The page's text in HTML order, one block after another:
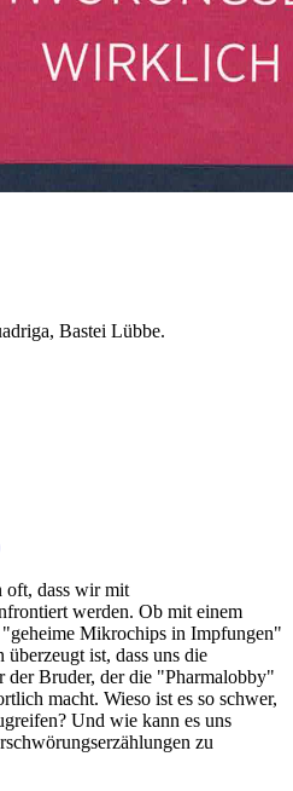
Bastei Lübbe.
oft, dass wir mit
werden. Ob mit einem
Mikrochips in Impfungen"
ist, dass uns die
der Bruder, der die "Pharmalobby"
macht. Wieso ist es so schwer,
Und wie kann es uns
zu